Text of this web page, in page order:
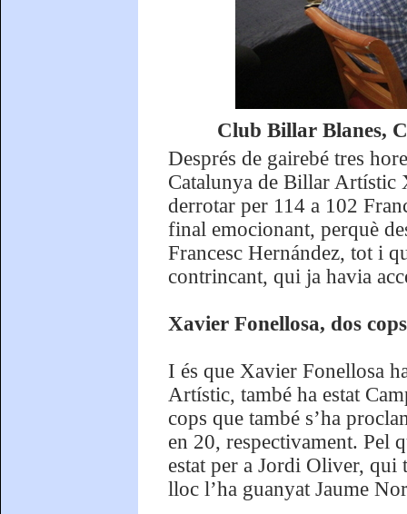
Club Billar Blanes,
Després de gairebé tres
Catalunya de Billar
derrotar per 114 a 102
final emocionant, perquè
Francesc Hernández, tot i
contrincant, qui ja havia
Xavier Fonellosa, dos
I és que Xavier Fonellosa
Artístic, també ha estat
cops que també s’ha
en 20, respectivament. Pel
estat per a Jordi Oliver, qui
lloc l’ha guanyat Jaume